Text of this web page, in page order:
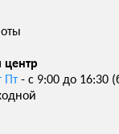
центр
Пт - с 9:00 до 16:30